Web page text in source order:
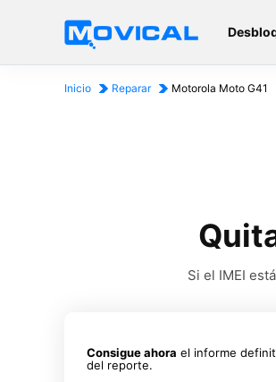
Inicio Reparar Motorola Moto G41
Si el IMEI
Consigue ahora el informe
del reporte.